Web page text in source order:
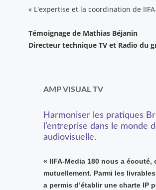
« L'expertise et la coordination de
Témoignage de Mathias Béjanin
Directeur technique TV et Radio du
AMP VISUAL TV
Harmoniser les pratiques
l’entreprise dans le monde
audiovisuelle.
« IIFA-Media 180 nous a écouté,
mutuellement. Parmi les
a permis d’établir une charte IP